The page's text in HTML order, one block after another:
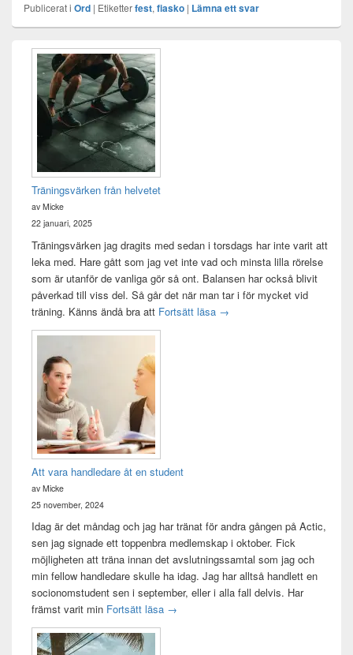
Publicerat i Ord | Etiketterfest, fiasko | Lämna ett svar
Primära
sidofältet
Widget
område
Träningsvärken från helvetet
av Micke
22 januari, 2025
Träningsvärken jag dragits med sedan i torsdags har inte varit att
leka med. Hare gått som jag vet inte vad och minsta lilla rörelse
som är utanför de vanliga gör så ont. Balansen har också blivit
påverkad till viss del. Så går det när man tar i för mycket vid
träning. Känns ändå bra att Fortsätt läsa Träningsvärken från helvetet
→
Att vara handledare åt en student
av Micke
25 november, 2024
Idag är det måndag och jag har tränat för andra gången på Actic,
sen jag signade ett toppenbra medlemskap i oktober. Fick
möjligheten att träna innan det avslutningssamtal som jag och
min fellow handledare skulle ha idag. Jag har alltså handlett en
socionomstudent sen i september, eller i alla fall delvis. Har
främst varit min Fortsätt läsa Att vara handledare åt en student
→